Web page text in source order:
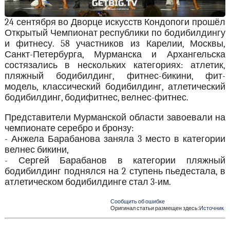
24 сентября во Дворце искусств Кондопоги прошёл
Открытый Чемпионат республики по бодибилдингу
и фитнесу. 58 участников из Карелии, Москвы,
Санкт-Петербурга, Мурманска и Архангельска
состязались в нескольких категориях: атлетик,
пляжный бодибилдинг, фитнес-бикини, фит-
модель, классический бодибилдинг, атлетический
бодибилдинг, бодифитнес, велнес-фитнес.
Представители Мурманской области завоевали на
чемпионате серебро и бронзу:
- Анжела Барабанова заняла 3 место в категории
велнес бикини,
- Сергей Барабанов в категории пляжный
бодибилдинг поднялся на 2 ступень пьедестала, в
атлетическом бодибилдинге стал 3-им.
Сообщить об ошибке
Оригинал статьи размещен здесь:Источник